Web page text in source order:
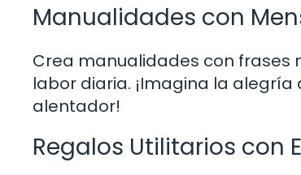
Manualidades con
Crea manualidades con frases
labor diaria. ¡Imagina la
alentador!
Regalos Utilitarios con